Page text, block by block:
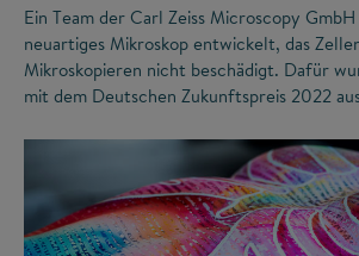
Ein Team der Carl Zeiss Microscopy
neuartiges Mikroskop entwickelt, das
Mikroskopieren nicht beschädigt. Dafür
mit dem Deutschen Zukunftspreis 2022